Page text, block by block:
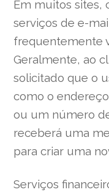
Em muitos sites,
serviços de e-
frequentemente
Geralmente, ao
solicitado que o
como o
ou um número
receberá uma
para criar uma
Serviços